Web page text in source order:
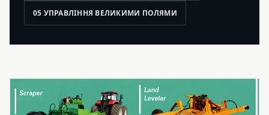
05 УПРАВЛІННЯ ВЕЛИКИМИ ПОЛЯМИ